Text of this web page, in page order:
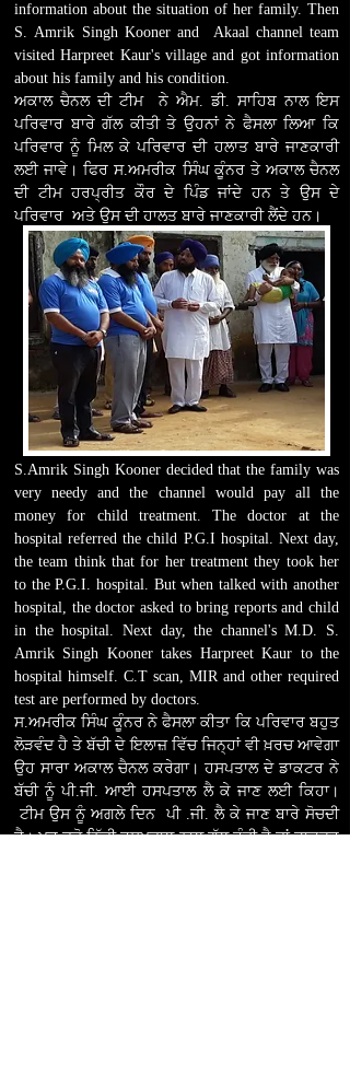
information about the situation of her family. Then
S. Amrik Singh Kooner and Akaal channel team
visited Harpreet Kaur's village and got information
about his family and his condition.
ਅਕਾਲ ਚੈਨਲ ਦੀ ਟੀਮ ਨੇ ਐਮ. ਡੀ. ਸਾਹਿਬ ਨਾਲ ਇਸ
ਪਰਿਵਾਰ ਬਾਰੇ ਗੱਲ ਕੀਤੀ ਤੇ ਉਹਨਾਂ ਨੇ ਫੈਸਲਾ ਲਿਆ ਕਿ
ਪਰਿਵਾਰ ਨੂੰ ਮਿਲ ਕੇ ਪਰਿਵਾਰ ਦੀ ਹਲਾਤ ਬਾਰੇ ਜਾਣਕਾਰੀ
ਲਈ ਜਾਵੇ। ਫਿਰ ਸ.ਅਮਰੀਕ ਸਿੰਘ ਕੂੰਨਰ ਤੇ ਅਕਾਲ ਚੈਨਲ
ਦੀ ਟੀਮ ਹਰਪ੍ਰੀਤ ਕੌਰ ਦੇ ਪਿੰਡ ਜਾਂਦੇ ਹਨ ਤੇ ਉਸ ਦੇ
ਪਰਿਵਾਰ ਅਤੇ ਉਸ ਦੀ ਹਾਲਤ ਬਾਰੇ ਜਾਣਕਾਰੀ ਲੈਂਦੇ ਹਨ।
S.Amrik Singh Kooner decided that the family was
very needy and the channel would pay all the
money for child treatment. The doctor at the
hospital referred the child P.G.I hospital. Next day,
the team think that for her treatment they took her
to the P.G.I. hospital. But when talked with another
hospital, the doctor asked to bring reports and child
in the hospital. Next day, the channel's M.D. S.
Amrik Singh Kooner takes Harpreet Kaur to the
hospital himself. C.T scan, MIR and other required
test are performed by doctors.
ਸ.ਅਮਰੀਕ ਸਿੰਘ ਕੂੰਨਰ ਨੇ ਫੈਸਲਾ ਕੀਤਾ ਕਿ ਪਰਿਵਾਰ ਬਹੁਤ
ਲੋੜਵੰਦ ਹੈ ਤੇ ਬੱਚੀ ਦੇਇਲਾਜ਼ ਵਿੱਚ ਜਿਨ੍ਹਾਂ ਵੀ ਖ਼ਰਚ ਆਵੇਗਾ
ਉਹ ਸਾਰਾ ਅਕਾਲ ਚੈਨਲ ਕਰੇਗਾ।ਹਸਪਤਾਲ ਦੇ ਡਾਕਟਰ ਨੇ
ਬੱਚੀ ਨੂੰ ਪੀ.ਜੀ. ਆਈ ਹਸਪਤਾਲ ਲੈ ਕੇ ਜਾਣ ਲਈ ਕਿਹਾ।
ਟੀਮ ਉਸ ਨੂੰ ਅਗਲੇ ਦਿਨ ਪੀ .ਜੀ. ਲੈ ਕੇ ਜਾਣ ਬਾਰੇ ਸੋਚਦੀ
ਹੈ। ਪਰ ਜਦੋ ਨਿੱਜੀ ਹਸਪਤਾਲ ਨਾਲ ਗੱਲ ਹੁੰਦੀ ਹੈ ਤਾਂ ਡਾਕਟਰ